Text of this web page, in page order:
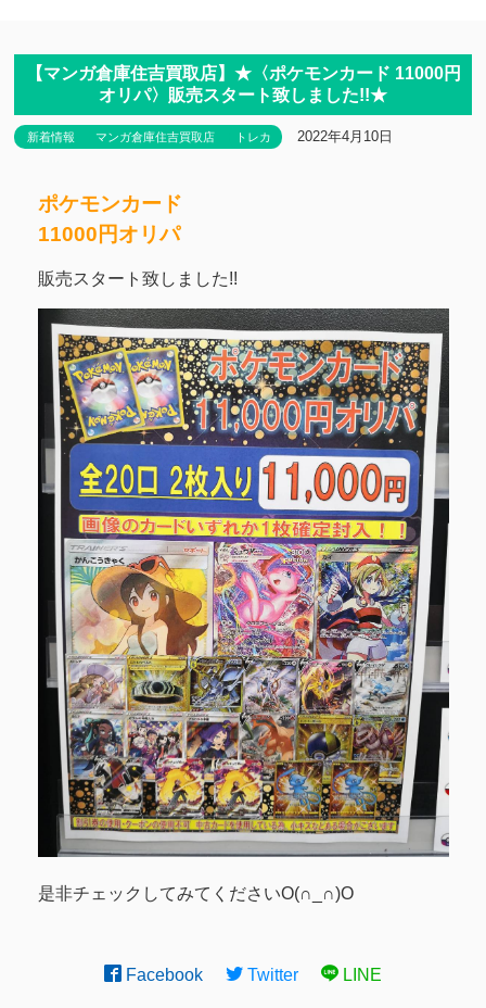
【マンガ倉庫住吉買取店】★〈ポケモンカード 11000円
オリパ〉販売スタート致しました!!★
新着情報 マンガ倉庫住吉買取店 トレカ 2022年4月10日
ポケモンカード
11000円オリパ
販売スタート致しました!!
是非チェックしてみてくださいO(∩_∩)O
Facebook Twitter LINE